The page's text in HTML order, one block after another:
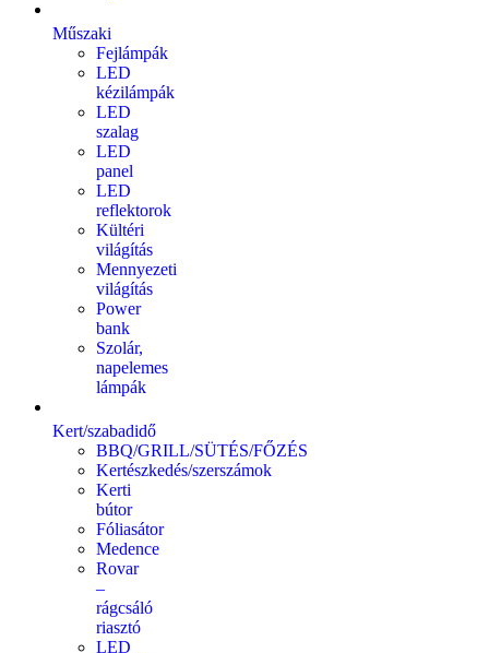
Műszaki
Fejlámpák
LED
kézilámpák
LED
szalag
LED
panel
LED
reflektorok
Kültéri
világítás
Mennyezeti
világítás
Power
bank
Szolár,
napelemes
lámpák
Kert/szabadidő
BBQ/GRILL/SÜTÉS/FŐZÉS
Kertészkedés/szerszámok
Kerti
bútor
Fóliasátor
Medence
Rovar
–
rágcsáló
riasztó
LED